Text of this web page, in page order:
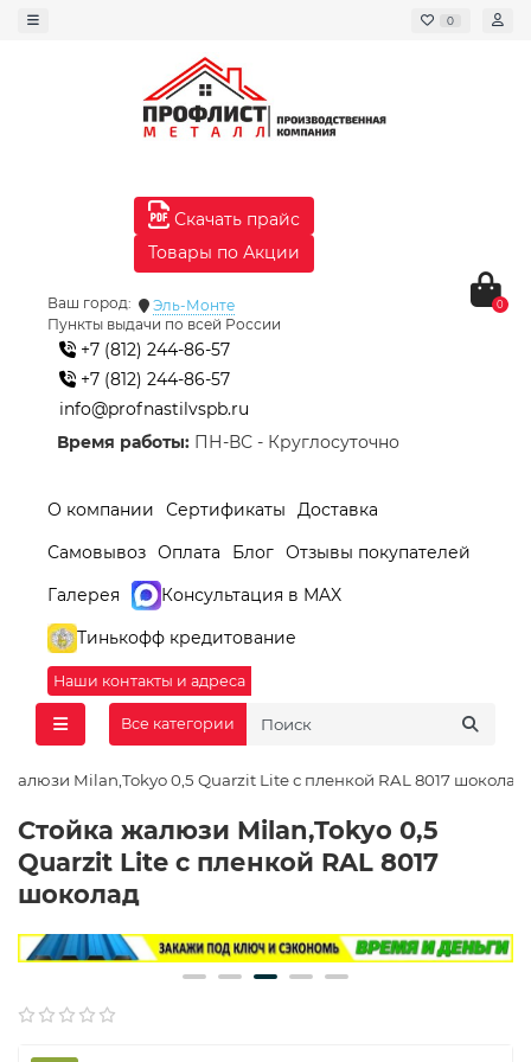
0
Скачать прайс
Товары по Акции
Ваш город:
Эль-Монте
Пункты выдачи по всей России
+7 (812) 244-86-57
+7 (812) 244-86-57
info@profnastilvspb.ru
Время работы: ПН-ВС - Круглосуточно
0
О компании Сертификаты
Доставка
Самовывоз Оплата Блог Отзывы покупателей
Галерея
Консультация в MAX
Тинькофф кредитование
Наши контакты и адреса
Все категории
жалюзи Milan,Tokyo 0,5 Quarzit Lite с пленкой RAL 8017 шоколад
Стойка жалюзи Milan,Tokyo 0,5
Quarzit Lite с пленкой RAL 8017
шоколад